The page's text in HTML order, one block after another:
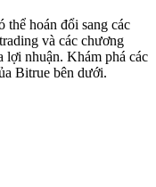
hoán đổi sang các
và các chương
lợi nhuận. Khám phá các
Bitrue bên dưới.